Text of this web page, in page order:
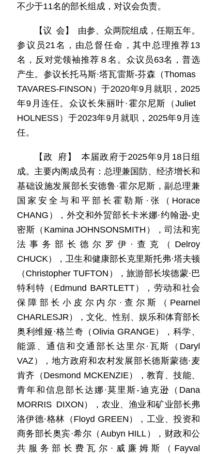
不少于11名的部长组成，对议会负责。
【议 会】 由参、众两院组成，任期五年。
参议员21名，由总督任命，其中总理推荐13
名，反对党领袖推荐８名。众议员63名，普选
产生。参议长托马斯·塔瓦雷斯-芬森（Thomas
TAVARES-FINSON）于2020年9月就职，2025
年9月连任。众议长朱丽叶·霍尔尼斯（Juliet
HOLNESS）于2023年9月就职，2025年9月连
任。
【政 府】 本届政府于2025年9月18日组
成。主要内阁成员有：总理兼国防、经济增长和
基础设施发展部长安德鲁·霍尔尼斯，副总理兼
国家安全与和平部长霍勒斯·张（Horace
CHANG），外交和外贸部长卡米娜·约翰逊-史
密斯（Kamina JOHNSONSMITH），司法和宪
法事务部长德尔罗伊·查克（Delroy
CHUCK），卫生和健康部长克里斯托弗·塔夫顿
（Christopher TUFTON），旅游部长埃德蒙·巴
特利特（Edmund BARTLETT），劳动和社会
保障部长小皮尔内尔·查尔斯（Pearnel
CHARLESJR），文化、性别、娱乐和体育部长
奥利维娅·格兰奇（Olivia GRANGE），科学、
能源、通信和交通部长达里尔·瓦斯（Daryl
VAZ），地方政府和农村发展部长德斯蒙德·麦
肯齐（Desmond MCKENZIE），教育、技能、
青年和信息部长达娜·莫里斯-迪克逊（Dana
MORRIS DIXON），农业、渔业和矿业部长弗
洛伊德·格林（Floyd GREEN），工业、投资和
商务部长奥宾·希尔（Aubyn HILL），财政和公
共服务部长费瓦尔·威廉姆斯（Fayval